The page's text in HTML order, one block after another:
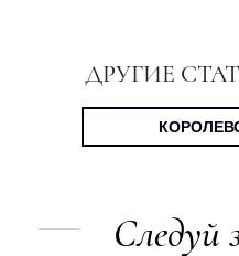
ДРУГИЕ
Следуй